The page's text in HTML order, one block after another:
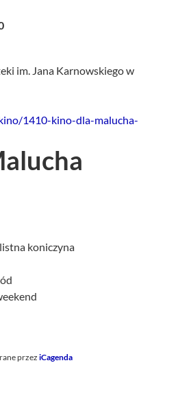
im. Jana Karnowskiego w
1410-kino-dla-malucha-
koniczyna
przez iCagenda